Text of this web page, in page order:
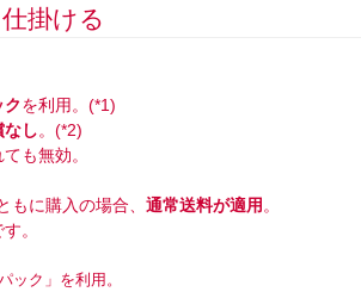
掛ける
を利用。(*1)
なし。(*2)
も無効。
もに購入の場合、 通常送料が適用。
。
ック」を利用。